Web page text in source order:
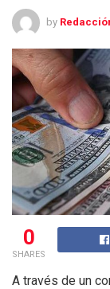
by
0
SHARES
A través de un